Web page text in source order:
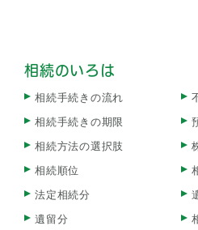
相続のいろは
相続手続きの流れ
相続手続きの期限
相続方法の選択肢
相続順位
法定相続分
遺留分